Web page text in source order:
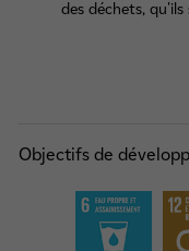
des déchets,
Objectifs de